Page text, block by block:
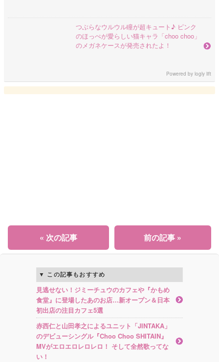
つぶらなウルウル瞳が超キュート♪ ピンク
のほっぺが愛らしい猫キャラ「choo choo」
のメガネケースが発売されたよ！
Powered bylogly lift
前の記事 »
« 次の記事
この記事もおすすめ
見逃せない！ジミーチュウのカフェや『かもめ
食堂』に登場したあのお店…新オープン＆日本
初出店の注目カフェ5選
赤西仁と山田孝之によるユニット「JINTAKA」
のデビューシングル『Choo Choo SHITAIN』
MVがエロエロレロレロ！ そして全然歌ってな
い！